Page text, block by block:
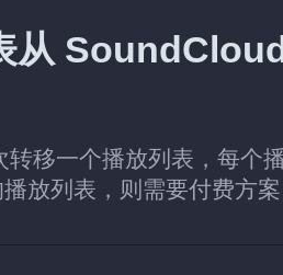
从
移一个播放列表，每个
放列表，则需要付费方案